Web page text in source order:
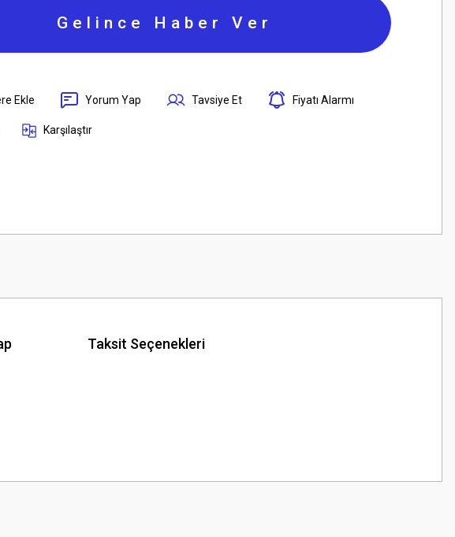
Gelince Haber Ver
Yorum Yap Tavsiye Et Fiyatı Alarmı
Karşılaştır
Taksit Seçenekleri